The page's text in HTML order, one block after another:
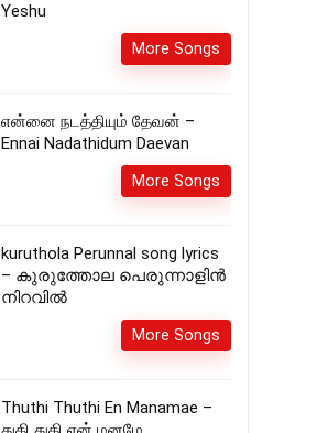
Yeshu
More Songs
என்னை நடத்தியும் தேவன் –
Ennai Nadathidum Daevan
More Songs
kuruthola Perunnal song lyrics
– കുരുത്തോല പെരുന്നാളിൻ
നിറവിൽ
More Songs
Thuthi Thuthi En Manamae –